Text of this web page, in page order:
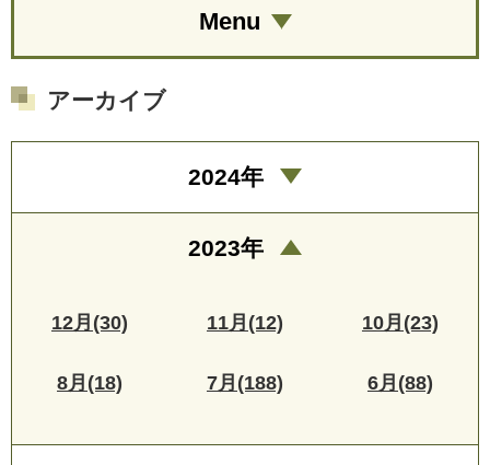
Menu
アーカイブ
2024年
2023年
12月(30) 11月(12) 10月(23)
8月(18) 7月(188) 6月(88)